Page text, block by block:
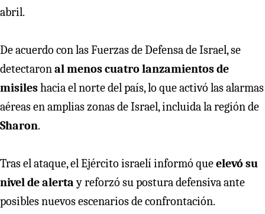
abril.
De acuerdo con las Fuerzas de Defensa de Israel, se
detectaronal menos cuatro lanzamientos de
misileshacia el norte del país, lo que activó las alarmas
aéreas en amplias zonas de Israel, incluida la región de
Sharon.
Tras el ataque, el Ejército israelí informó queelevó su
nivel de alertay reforzó su postura defensiva ante
posibles nuevos escenarios de confrontación.